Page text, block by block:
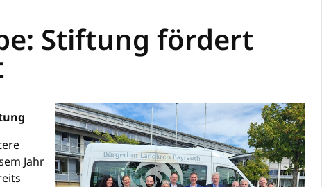
Stiftung fördert
Jahr